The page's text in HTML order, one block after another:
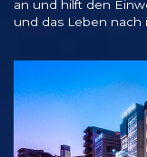
an und hilft den
und das Leben nach